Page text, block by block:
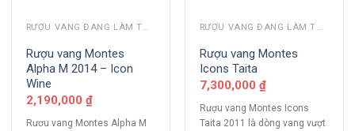
RƯỢU VANG ĐANG LÀM THỊ TRƯỜNG
Rượu vang Montes
Alpha M 2014 – Icon
Wine
2,190,000 ₫
Rươu vang Montes Alpha M
RƯỢU VANG ĐANG LÀM THỊ TRƯỜNG
Rượu vang Montes
Icons Taita
7,300,000 ₫
Rượu vang Montes Icons
Taita 2011 là dòng vang vượt